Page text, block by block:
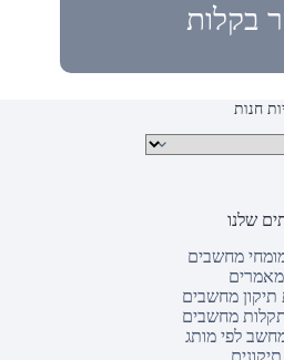
בקלות
חנות
קטגוריות מוצרים
שלנו
מומחי מחשבים
מאמרים
מחשבים
מחשבים
לפי מותג
תיקונים